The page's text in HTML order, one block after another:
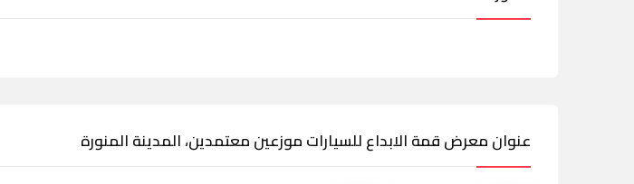
عنوان معرض قمة الابداع للسيارات موزعين معتمدين، المدينة المنورة